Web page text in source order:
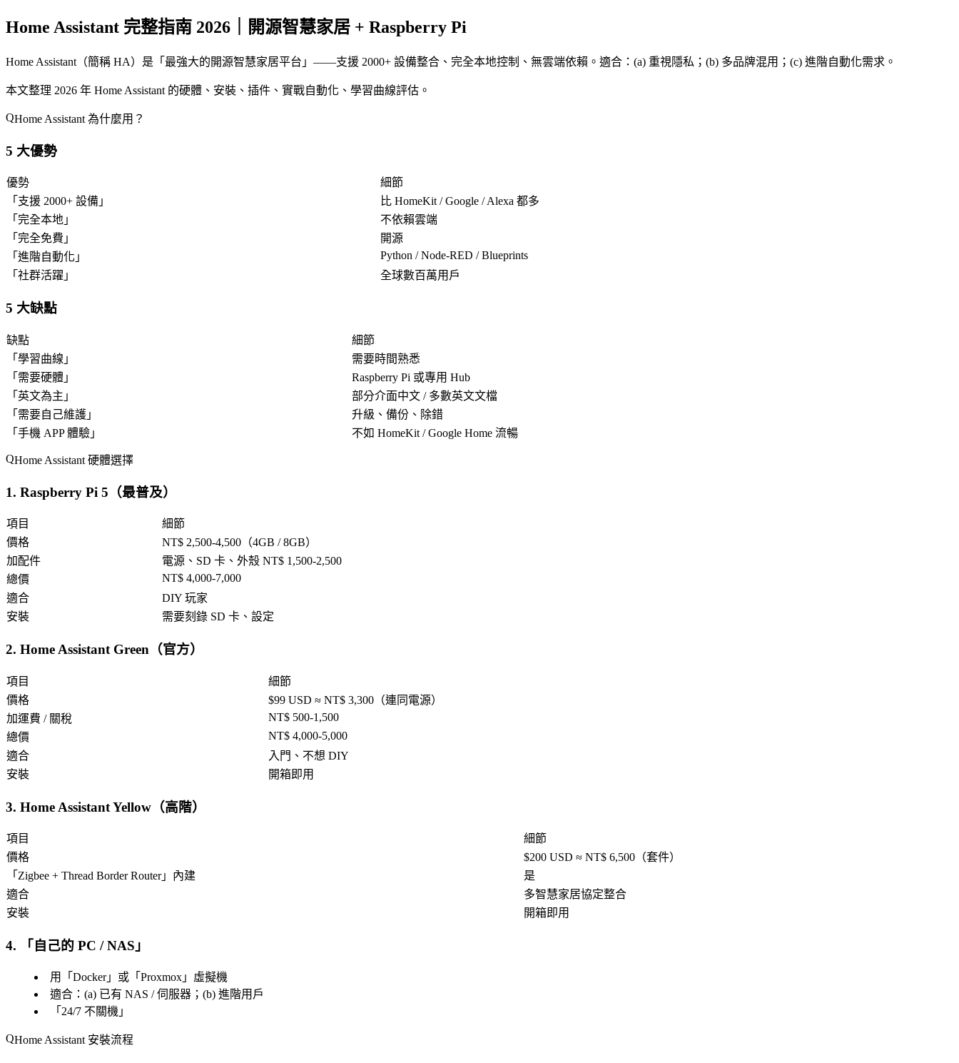
Home Assistant 完整指南 2026｜開源智慧家居 + Raspberry Pi
Home Assistant（簡稱 HA）是「 最強大的開源智慧家居平台 」——支援 2000+ 設備整合、完全本地控制、無雲端依賴。適合：(a) 重視隱私；(b) 多品牌混用；(c) 進階自動化需求。
本文整理 2026 年 Home Assistant 的硬體、安裝、插件、實戰自動化、學習曲線評估。
Home Assistant 為什麼用？
5 大優勢
優勢
細節
「 支援 2000+ 設備 」
比 HomeKit / Google / Alexa 都多
「 完全本地 」
不依賴雲端
「 完全免費 」
開源
「 進階自動化 」
Python / Node-RED / Blueprints
「 社群活躍 」 全球數百萬用戶
5 大缺點
缺點
細節
「 學習曲線 」
需要時間熟悉
「 需要硬體 」
Raspberry Pi 或專用 Hub
「 英文為主 」
部分介面中文 / 多數英文文檔
「 需要自己維護 」
升級、備份、除錯
「 手機 APP 體驗 」 不如 HomeKit / Google Home 流暢
Home Assistant 硬體選擇
1. Raspberry Pi 5（最普及）
項目
細節
價格
NT$ 2,500-4,500（4GB / 8GB）
加配件
電源、SD 卡、外殼 NT$ 1,500-2,500
總價
NT$ 4,000-7,000
適合
DIY 玩家
安裝
需要刻錄 SD 卡、設定
2. Home Assistant Green（官方）
項目
細節
價格
$99 USD ≈ NT$ 3,300（連同電源）
加運費 / 關稅
NT$ 500-1,500
總價
NT$ 4,000-5,000
適合
入門、不想 DIY
安裝
開箱即用
3. Home Assistant Yellow（高階）
項目
細節
價格
$200 USD ≈ NT$ 6,500（套件）
「 Zigbee + Thread Border Router」內建
是
適合
多智慧家居協定整合
安裝
開箱即用
4. 「 自己的 PC / NAS 」
用「 Docker」或「 Proxmox 」虛擬機
適合：(a) 已有 NAS / 伺服器；(b) 進階用戶
「 24/7 不關機 」
Home Assistant 安裝流程